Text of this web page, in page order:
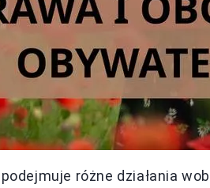
różne działania